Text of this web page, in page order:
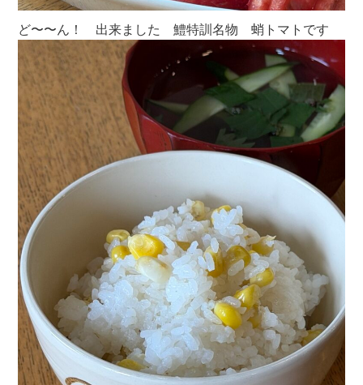
ど〜〜ん！ 出来ました 鱧特訓名物 蛸トマトです